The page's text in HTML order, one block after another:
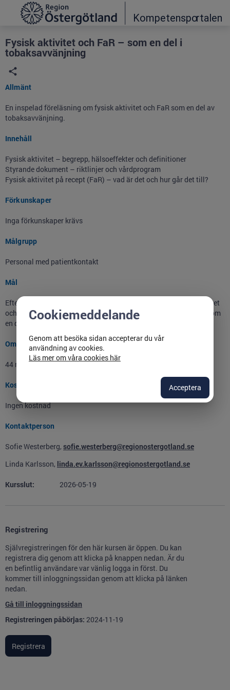
Grade
Portal
Fysisk aktivitet och FaR – som en del i
tobaksavvänjning
Allmänt
En inspelad föreläsning om fysisk aktivitet och FaR som en del av
tobaksavvänjning.
Innehåll
Fysisk aktivitet – begrepp, hälsoeffekter och definitioner
Styrande dokument – riktlinjer och vårdprogram
Fysisk aktivitet på recept (FaR) – vad är det och hur går det till?
Förkunskaper
Inga förkunskaper krävs
Målgrupp
Personal med patientkontakt
Mål
Efter avslutad kurs kommer du ha ökad kunskap om fysisk aktivitet
och fysisk aktivitet på recept (FaR) samt hur det kan användas som
en del i tobaksavvänjning.
Omfattning
44 minuter
Kostnad
Ingen kostnad
Kontaktperson
Sofie Westerberg, sofie.westerberg@regionostergotland.se
Linda Karlsson, linda.ev.karlsson@regionostergotland.se
Kursslut: 2026-05-19
Registrering
Självregistreringen för den här kursen är öppen. Du kan
registrera dig genom att klicka på knappen nedan. Är du
en befintlig användare var vänlig logga in först. Du
kommer till inloggningssidan genom att klicka på länken
nedan.
Gå till inloggningssidan
Registreringen påbörjas: 2024-11-19
Cookiemeddelande
Genom att besöka sidan accepterar du vår
användning av cookies.
Läs mer om våra cookies här
Acceptera